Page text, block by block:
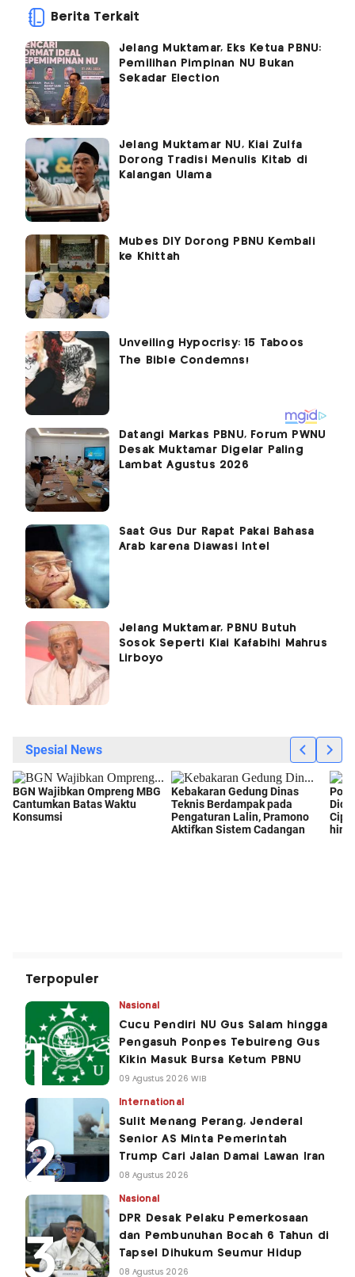
Berita Terkait
Jelang Muktamar, Eks Ketua PBNU:
Pemilihan Pimpinan NU Bukan
Sekadar Election
Jelang Muktamar NU, Kiai Zulfa
Dorong Tradisi Menulis Kitab di
Kalangan Ulama
Mubes DIY Dorong PBNU Kembali
ke Khittah
Datangi Markas PBNU, Forum PWNU
Desak Muktamar Digelar Paling
Lambat Agustus 2026
Saat Gus Dur Rapat Pakai Bahasa
Arab karena Diawasi Intel
Jelang Muktamar, PBNU Butuh
Sosok Seperti Kiai Kafabihi Mahrus
Lirboyo
Terpopuler
Nasional
Cucu Pendiri NU Gus Salam hingga
Pengasuh Ponpes Tebuireng Gus
Kikin Masuk Bursa Ketum PBNU
09 Agustus 2026 WIB
International
Sulit Menang Perang, Jenderal
Senior AS Minta Pemerintah
Trump Cari Jalan Damai Lawan Iran
08 Agustus 2026
Nasional
DPR Desak Pelaku Pemerkosaan
dan Pembunuhan Bocah 6 Tahun di
Tapsel Dihukum Seumur Hidup
08 Agustus 2026